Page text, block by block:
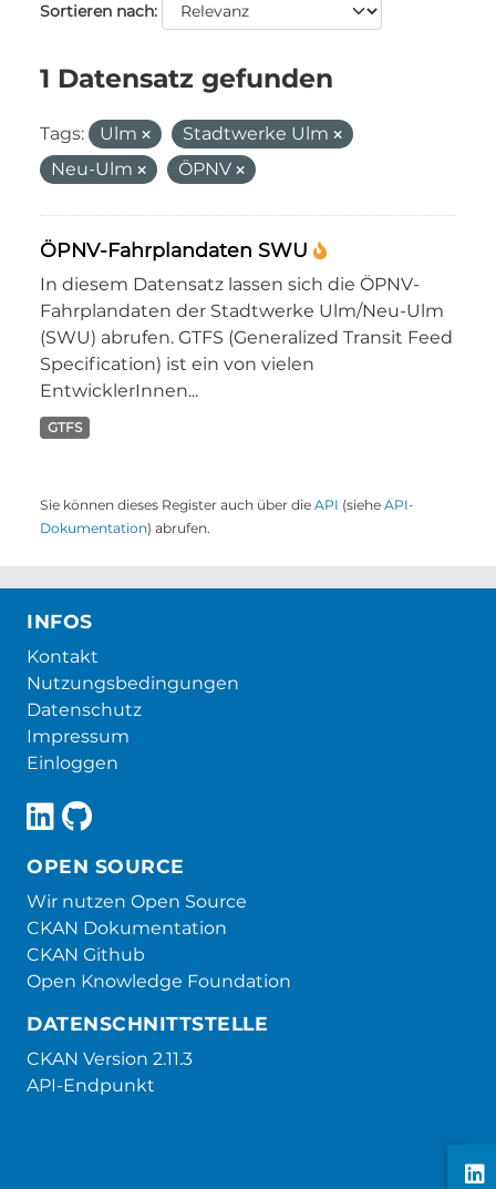
Sortieren nach
1 Datensatz gefunden
Tags: Ulm
Stadtwerke Ulm
Neu-Ulm
ÖPNV
ÖPNV-Fahrplandaten SWU
In diesem Datensatz lassen sich die ÖPNV-
Fahrplandaten der Stadtwerke Ulm/Neu-Ulm
(SWU) abrufen. GTFS (Generalized Transit Feed
Specification) ist ein von vielen
EntwicklerInnen...
GTFS
Sie können dieses Register auch über die API (siehe API-
Dokumentation) abrufen.
INFOS
Kontakt
Nutzungsbedingungen
Datenschutz
Impressum
Einloggen
OPEN SOURCE
Wir nutzen Open Source
CKAN Dokumentation
CKAN Github
Open Knowledge Foundation
DATENSCHNITTSTELLE
CKAN Version 2.11.3
API-Endpunkt